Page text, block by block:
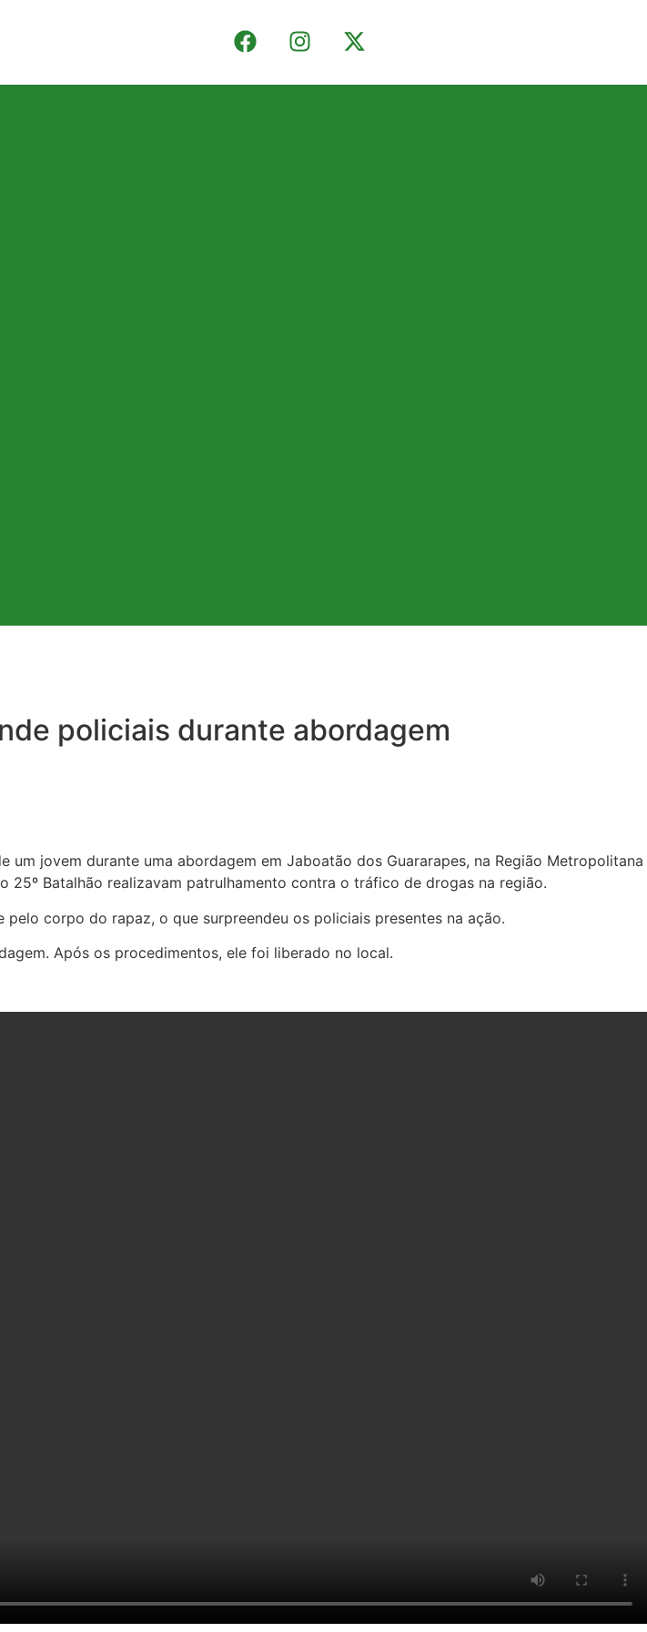
policiais durante abordagem
jovem durante uma abordagem em Jaboatão dos Guararapes, na Região Metropolitana
Batalhão realizavam patrulhamento contra o tráfico de drogas na região.
corpo do rapaz, o que surpreendeu os policiais presentes na ação.
Após os procedimentos, ele foi liberado no local.